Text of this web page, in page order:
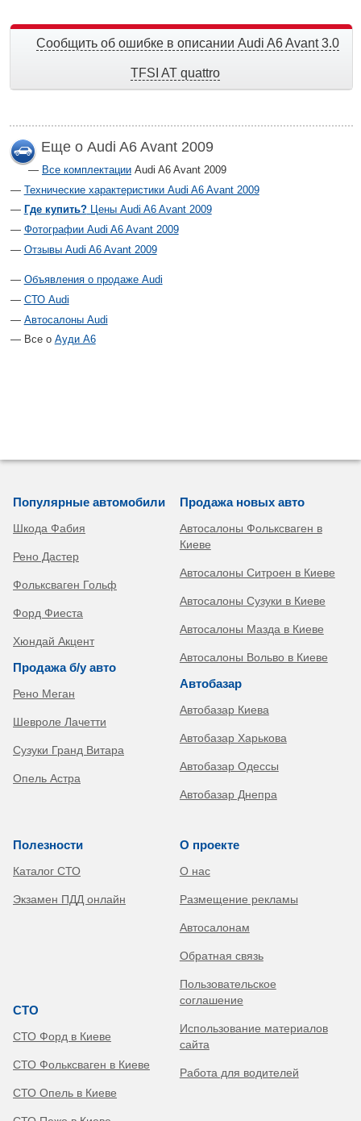
Сообщить об ошибке в описании Audi A6 Avant 3.0
TFSI AT quattro
Еще о Audi A6 Avant 2009
Все комплектации Audi A6 Avant 2009
Технические характеристики Audi A6 Avant 2009
Где купить?Цены Audi A6 Avant 2009
Фотографии Audi A6 Avant 2009
Отзывы Audi A6 Avant 2009
Объявления о продаже Audi
СТО Audi
Автосалоны Audi
Все о Ауди А6
Популярные автомобили
Шкода Фабия
Рено Дастер
Фольксваген Гольф
Форд Фиеста
Хюндай Акцент
Продажа б/у авто
Рено Меган
Шевроле Лачетти
Сузуки Гранд Витара
Опель Астра
Продажа новых авто
Автосалоны Фольксваген в
Киеве
Автосалоны Ситроен в Киеве
Автосалоны Сузуки в Киеве
Автосалоны Мазда в Киеве
Автосалоны Вольво в Киеве
Автобазар
Автобазар Киева
Автобазар Харькова
Автобазар Одессы
Автобазар Днепра
Полезности
Каталог СТО
Экзамен ПДД онлайн
СТО
СТО Форд в Киеве
СТО Фольксваген в Киеве
СТО Опель в Киеве
О проекте
О нас
Размещение рекламы
Автосалонам
Обратная связь
Пользовательское
соглашение
Использование материалов
сайта
Работа для водителей